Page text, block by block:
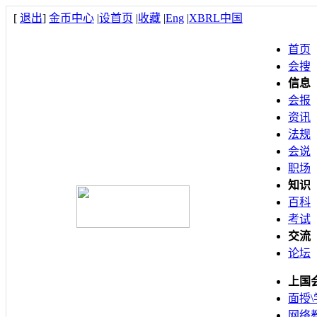
[ 退出] 金币中心 |设首页 |收藏 |Eng |XBRL中国
首页
会搜
信息
会报
资讯
法规
会说
职场
知识
百科
考试
交流
论坛
上国
面授\